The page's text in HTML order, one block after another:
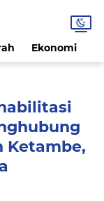
Ekonomi
Ketambe,